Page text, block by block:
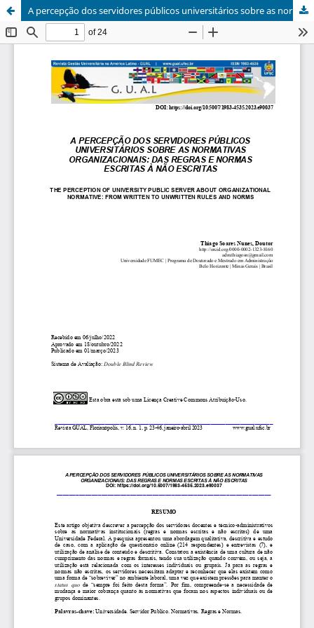
A percepção dos servidores públicos universitários sobre as normativas organizacionais: das regras e normas escritas à não escritas